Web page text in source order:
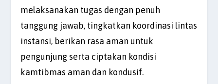
melaksanakan tugas dengan penuh
tanggung jawab, tingkatkan koordinasi lintas
instansi, berikan rasa aman untuk
pengunjung serta ciptakan kondisi
kamtibmas aman dan kondusif.